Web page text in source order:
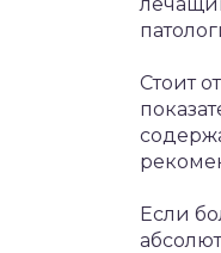
Стоит
Если